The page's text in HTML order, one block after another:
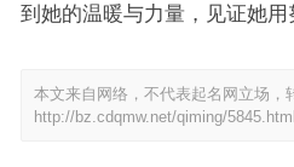
到她的温暖与力量，见证她用
本文来自网络，不代表起名网立场，
http://bz.cdqmw.net/qiming/5845.html